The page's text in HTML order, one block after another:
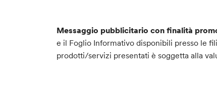
Messaggio pubblicitario con finalità
e il Foglio Informativo disponibili presso le
prodotti/servizi presentati è soggetta alla